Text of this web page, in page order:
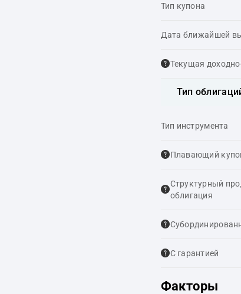
Тип купона
Дата ближайшей
Текущая
Тип
Тип инструмента
Плавающий
Структурный
облигация
С гарантией
Факторы